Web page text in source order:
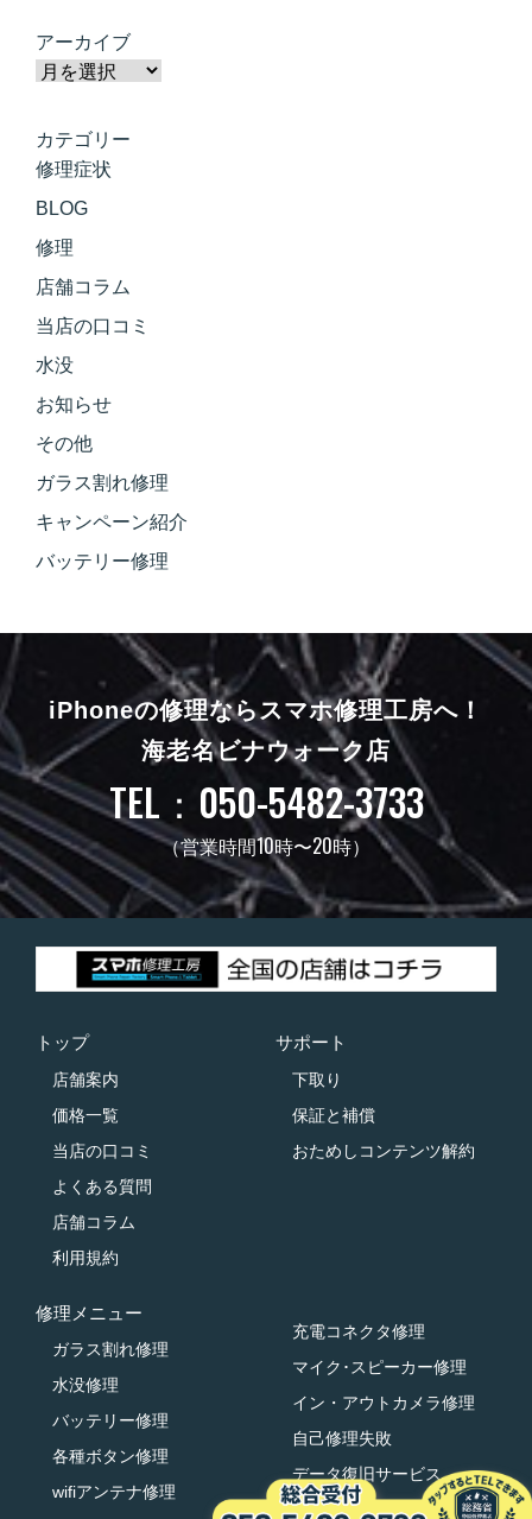
アーカイブ
カテゴリー
修理症状
BLOG
修理
店舗コラム
当店の口コミ
水没
お知らせ
その他
ガラス割れ修理
キャンペーン紹介
バッテリー修理
iPhoneの修理ならスマホ修理工房へ！
海老名ビナウォーク店
TEL：050-5482-3733
（営業時間10時〜20時）
トップ
店舗案内
価格一覧
当店の口コミ
よくある質問
店舗コラム
利用規約
サポート
下取り
保証と補償
おためしコンテンツ解約
修理メニュー
ガラス割れ修理
水没修理
バッテリー修理
各種ボタン修理
wifiアンテナ修理
充電コネクタ修理
マイク･スピーカー修理
イン・アウトカメラ修理
自己修理失敗
データ復旧サービス